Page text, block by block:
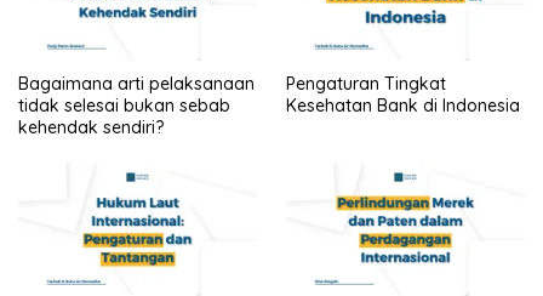
Bagaimana arti pelaksanaan
tidak selesai bukan sebab
kehendak sendiri?
Pengaturan Tingkat
Kesehatan Bank di Indonesia